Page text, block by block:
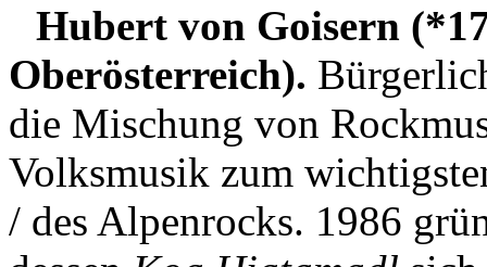
Hubert von Goisern
Oberösterreich).
die Mischung von
Volksmusik zum
/ des Alpenrocks. 1986